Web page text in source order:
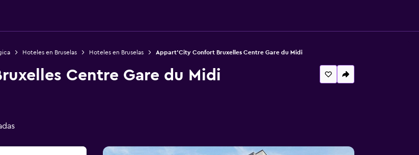
Hoteles en Bruselas Hoteles en Bruselas Appart'City Confort Bruxelles Centre Gare du Midi
Centre Gare du Midi